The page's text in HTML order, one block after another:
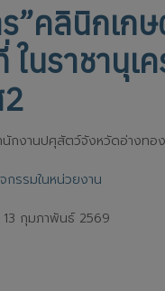
”คลินิกเก
ในราชานุเ
นักงานปศุสัตว์จังหวัดอ่างทอง
กรรมในหน่วยงาน
13 กุมภาพันธ์ 2569